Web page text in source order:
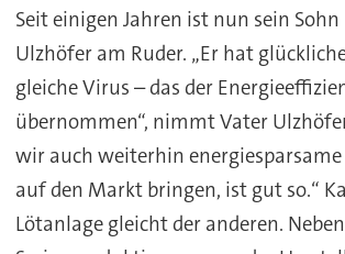
Seit einigen Jahren ist nun sein
Ulzhöfer am Ruder. „Er hat
gleiche Virus – das der
übernommen“, nimmt Vater
wir auch weiterhin
auf den Markt bringen, ist gut so.“
Lötanlage gleicht der anderen.